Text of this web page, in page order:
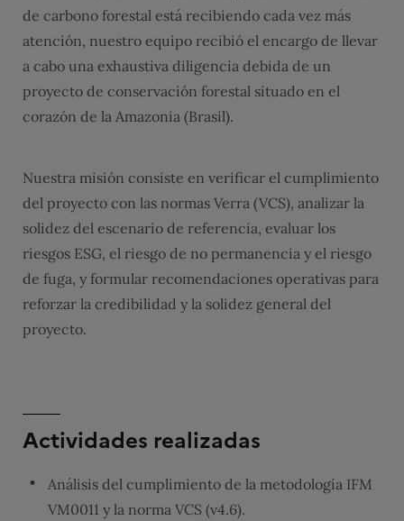
de carbono forestal está recibiendo cada vez más
atención, nuestro equipo recibió el encargo de llevar
a cabo una exhaustiva diligencia debida de un
proyecto de conservación forestal situado en el
corazón de la Amazonia (Brasil).
Nuestra misión consiste en verificar el cumplimiento
del proyecto con las normas Verra (VCS), analizar la
solidez del escenario de referencia, evaluar los
riesgos ESG, el riesgo de no permanencia y el riesgo
de fuga, y formular recomendaciones operativas para
reforzar la credibilidad y la solidez general del
proyecto.
Actividades realizadas
Análisis del cumplimiento de la metodología IFM
VM0011 y la norma VCS (v4.6).